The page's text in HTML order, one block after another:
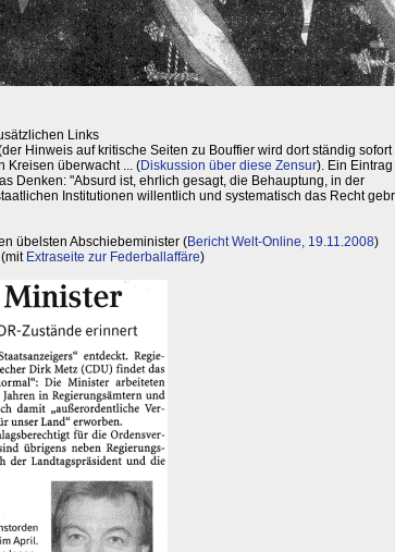
Links
Hinweis auf kritische Seiten zu Bouffier wird dort ständig sofort
Kreisen überwacht ... (Diskussion über diese Zensur). Ein
Denken: "Absurd ist, ehrlich gesagt, die Behauptung, in der
Institutionen willentlich und systematisch das Recht
übelsten Abschiebeminister (Bericht Welt-Online, 19.11.2008)
Extraseite zur Federballaffäre)